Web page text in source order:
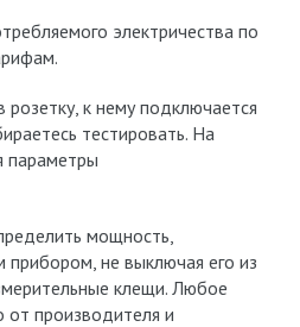
электричества по
розетку, к нему подключается
тестировать. На
параметры
мощность,
не выключая его из
клещи. Любое
от производителя и